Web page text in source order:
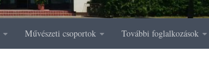
Művészeti csoportok További foglalkozások